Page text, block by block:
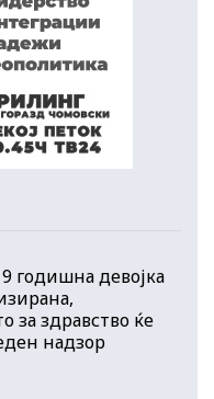
годишна девојка
за здравство ќе
надзор